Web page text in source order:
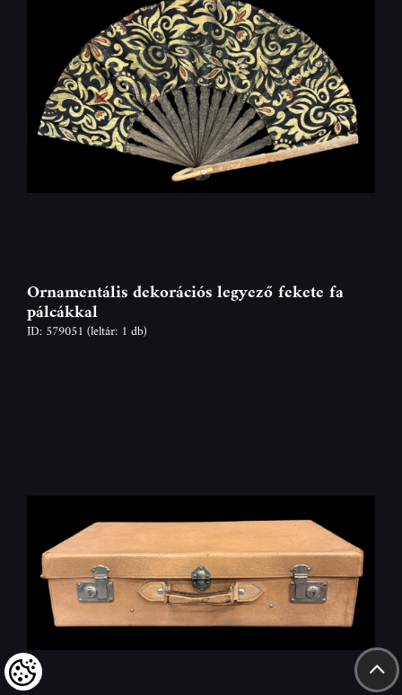
Ornamentális dekorációs legyező fekete fa
pálcákkal
ID: 579051 (leltár: 1 db)